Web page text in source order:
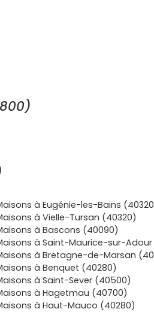
à Eugénie-les-Bains
à Vielle-Tursan (40320)
à Bascons (40090)
à Saint-Maurice-sur-
à Bretagne-de-Marsan
à Benquet (40280)
à Saint-Sever (40500)
à Hagetmau (40700)
à Haut-Mauco (40280)